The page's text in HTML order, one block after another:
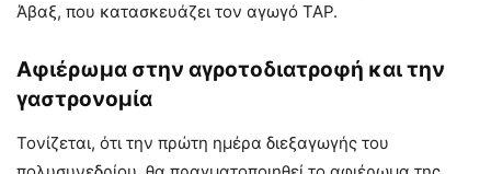
Άβαξ, που κατασκευάζει τον αγωγό ΤΑΡ.
Αφιέρωμα στην αγροτοδιατροφή και την
γαστρονομία
Τονίζεται, ότι την πρώτη ημέρα διεξαγωγής του